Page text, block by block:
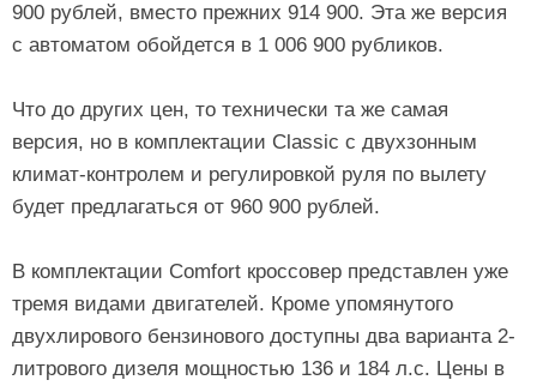
900 рублей, вместо прежних 914 900. Эта же версия
с автоматом обойдется в 1 006 900 рубликов.
Что до других цен, то технически та же самая
версия, но в комплектации Classic с двухзонным
климат-контролем и регулировкой руля по вылету
будет предлагаться от 960 900 рублей.
В комплектации Comfort кроссовер представлен уже
тремя видами двигателей. Кроме упомянутого
двухлирового бензинового доступны два варианта 2-
литрового дизеля мощностью 136 и 184 л.с. Цены в